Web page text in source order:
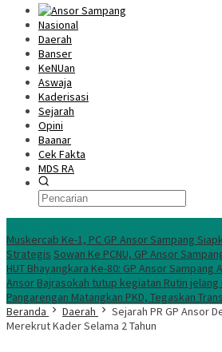
Nasional
Daerah
Banser
KeNUan
Aswaja
Kaderisasi
Sejarah
Opini
Baanar
Cek Fakta
MDS RA
Muskercab Ke-1, PC GP Ansor Sampang
Strategis Sowan Ke PCNU, GP Ansor
HUT Bhayangkara Ke-80: GP Ansor
Ansor Bajrasokah tutup kegiatan Rutin jelang
Pangarengan Matangkan PKD, Tegaskan
Beranda
Daerah
Sejarah PR GP Ansor
Merekrut Kader Selama 2 Tahun